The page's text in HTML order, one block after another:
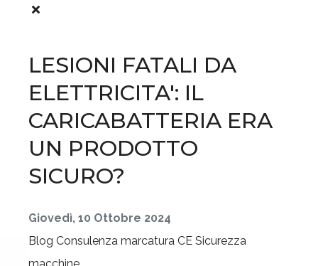
LESIONI FATALI DA
ELETTRICITA': IL
CARICABATTERIA ERA
UN PRODOTTO
SICURO?
Giovedì, 10 Ottobre 2024
Blog Consulenza marcatura CE Sicurezza